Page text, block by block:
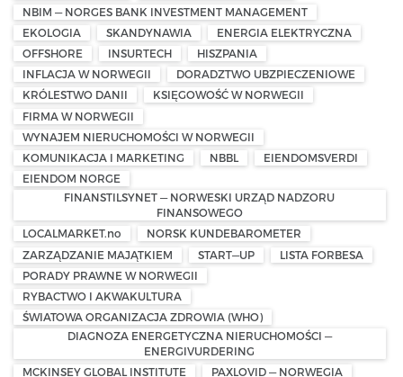
NBIM — NORGES BANK INVESTMENT MANAGEMENT
EKOLOGIA
SKANDYNAWIA
ENERGIA ELEKTRYCZNA
OFFSHORE
INSURTECH
HISZPANIA
INFLACJA W NORWEGII
DORADZTWO UBZPIECZENIOWE
KRÓLESTWO DANII
KSIĘGOWOŚĆ W NORWEGII
FIRMA W NORWEGII
WYNAJEM NIERUCHOMOŚCI W NORWEGII
KOMUNIKACJA I MARKETING
NBBL
EIENDOMSVERDI
EIENDOM NORGE
FINANSTILSYNET — NORWESKI URZĄD NADZORU
FINANSOWEGO
LOCALMARKET.no
NORSK KUNDEBAROMETER
ZARZĄDZANIE MAJĄTKIEM
START—UP
LISTA FORBESA
PORADY PRAWNE W NORWEGII
RYBACTWO I AKWAKULTURA
ŚWIATOWA ORGANIZACJA ZDROWIA (WHO)
DIAGNOZA ENERGETYCZNA NIERUCHOMOŚCI —
ENERGIVURDERING
MCKINSEY GLOBAL INSTITUTE
PAXLOVID — NORWEGIA